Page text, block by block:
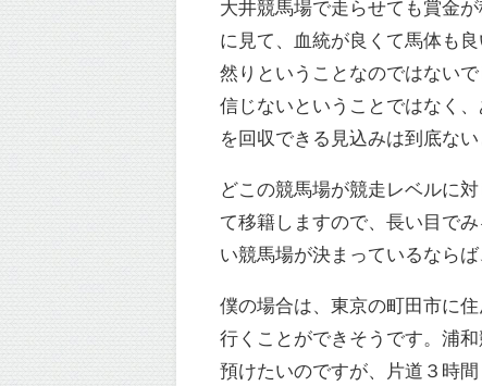
大井競馬場で走らせても賞金
に見て、血統が良くて馬体も
然りということなのではない
信じないということではなく
を回収できる見込みは到底な
どこの競馬場が競走レベルに
て移籍しますので、長い目で
い競馬場が決まっているなら
僕の場合は、東京の町田市に
行くことができそうです。浦
預けたいのですが、片道３時